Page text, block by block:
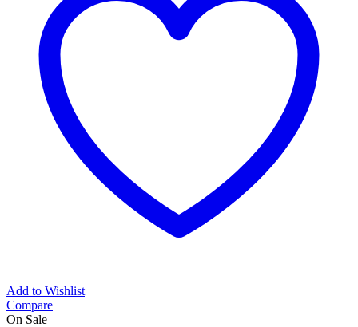
Add to Wishlist
Compare
On Sale